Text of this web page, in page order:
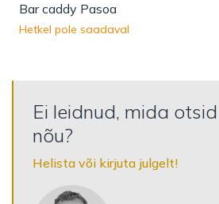
Bar caddy Pasoa
Hetkel pole saadaval
Ei leidnud, mida
nõu?
Helista või kirjuta julgelt!